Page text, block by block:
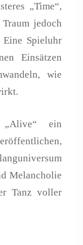
„Time“,
jedoch
Spieluhr
Einsätzen
wie
ein
Melancholie
Tanz voller